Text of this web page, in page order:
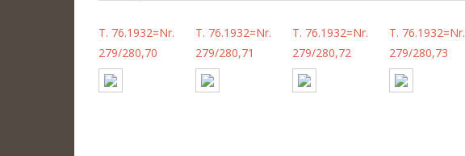
T. 76.1932=Nr.
279/280,70
T. 76.1932=Nr.
279/280,71
T. 76.1932=Nr.
279/280,72
T. 76.1932=Nr.
279/280,73